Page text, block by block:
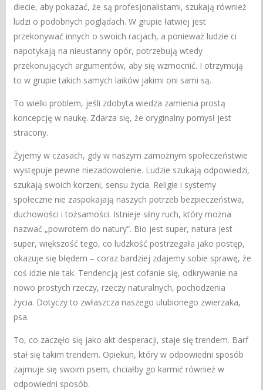
diecie, aby pokazać, że są profesjonalistami, szukają również
ludzi o podobnych poglądach. W grupie łatwiej jest
przekonywać innych o swoich racjach, a ponieważ ludzie ci
napotykają na nieustanny opór, potrzebują wtedy
przekonujących argumentów, aby się wzmocnić. I otrzymują
to w grupie takich samych laików jakimi oni sami są.
To wielki problem, jeśli zdobyta wiedza zamienia prostą
koncepcję w naukę. Zdarza się, że oryginalny pomysł jest
stracony.
Żyjemy w czasach, gdy w naszym zamożnym społeczeństwie
występuje pewne niezadowolenie. Ludzie szukają odpowiedzi,
szukają swoich korzeni, sensu życia. Religie i systemy
społeczne nie zaspokajają naszych potrzeb bezpieczeństwa,
duchowości i tożsamości. Istnieje silny ruch, który można
nazwać „powrotem do natury”. Bio jest super, natura jest
super, większość tego, co ludzkość postrzegała jako postęp,
okazuje się błędem – coraz bardziej zdajemy sobie sprawę, że
coś idzie nie tak. Tendencją jest cofanie się, odkrywanie na
nowo prostych rzeczy, rzeczy naturalnych, pochodzenia
życia. Dotyczy to zwłaszcza naszego ulubionego zwierzaka,
psa.
To, co zaczęło się jako akt desperacji, staje się trendem. Barf
stał się takim trendem. Opiekun, który w odpowiedni sposób
zajmuje się swoim psem, chciałby go karmić również w
odpowiedni sposób.